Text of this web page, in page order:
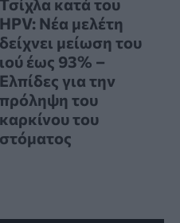
Τσίχλα κατά του
HPV: Νέα μελέτη
δείχνει μείωση του
ιού έως 93% –
Ελπίδες για την
πρόληψη του
καρκίνου του
στόματος